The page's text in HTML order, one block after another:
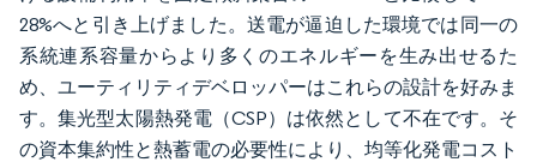
28%へと引き上げました。送電が逼迫した環境では同一の
系統連系容量からより多くのエネルギーを生み出せるた
め、ユーティリティデベロッパーはこれらの設計を好みま
す。集光型太陽熱発電（CSP）は依然として不在です。そ
の資本集約性と熱蓄電の必要性により、均等化発電コスト